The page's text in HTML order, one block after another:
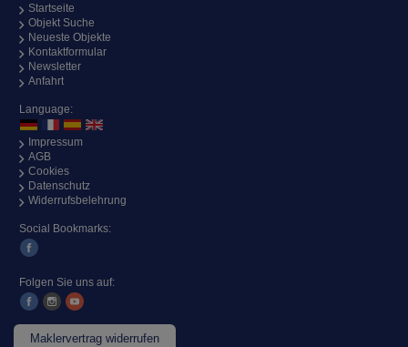
Startseite
Objekt Suche
Neueste Objekte
Kontaktformular
Newsletter
Anfahrt
Language:
Impressum
AGB
Cookies
Datenschutz
Widerrufsbelehrung
Social Bookmarks:
Folgen Sie uns auf:
Maklervertrag widerrufen